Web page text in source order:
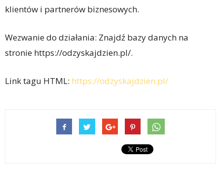
klientów i partnerów biznesowych.
Wezwanie do działania: Znajdź bazy danych na
stronie https://odzyskajdzien.pl/.
Link tagu HTML: https://odzyskajdzien.pl/